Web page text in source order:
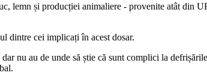
lemn și producției animaliere - provenite atât din
dintre cei implicați în acest dosar.
nu au de unde să știe că sunt complici la